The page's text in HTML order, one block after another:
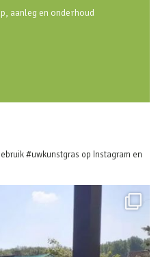
aanleg en onderhoud
#uwkunstgras op Instagram en